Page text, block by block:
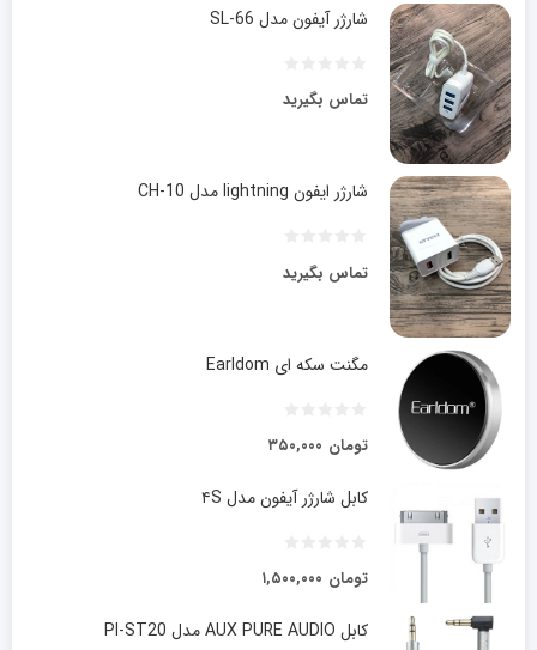
شارژر آیفون مدل SL-66
تماس بگیرید
شارژر ایفون lightning مدل CH-10
تماس بگیرید
مگنت سکه ای Earldom
۳۵۰,۰۰۰ تومان
کابل شارژر آیفون مدل ۴S
۱,۵۰۰,۰۰۰ تومان
کابل AUX PURE AUDIO مدل PI-ST20